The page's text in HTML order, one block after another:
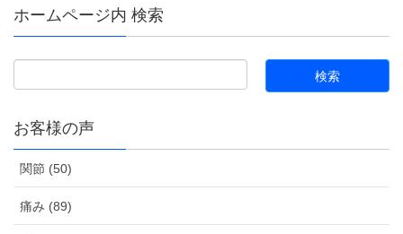
ホームページ内 検索
お客様の声
関節 (50)
痛み (89)